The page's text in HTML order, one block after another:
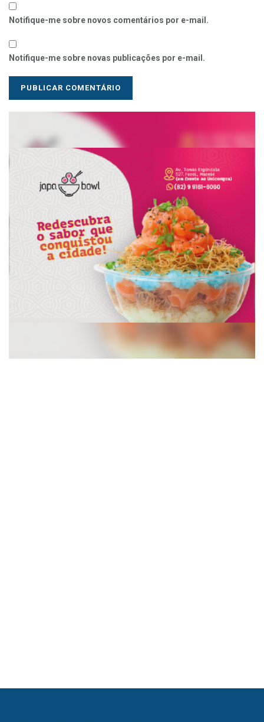
Notifique-me sobre novos comentários por e-mail.
Notifique-me sobre novas publicações por e-mail.